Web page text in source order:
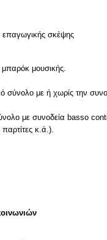
επαγωγικής σκέψης
μουσικής.
με ή χωρίς την
με συνοδεία basso
κ.ά.).